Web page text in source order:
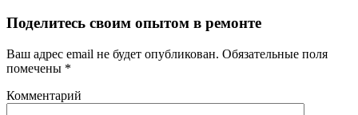
Поделитесь своим опытом в ремонте
Ваш адрес email не будет опубликован. Обязательные поля
помечены *
Комментарий